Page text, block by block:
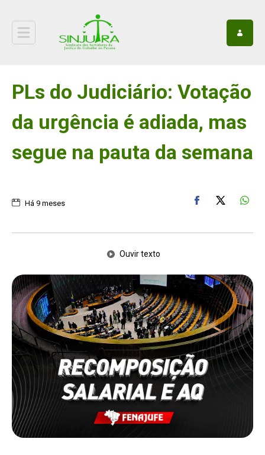
PLs do Judiciário: Votação
da urgência é adiada, mas
segue na pauta da semana
Há 9 meses
Ouvir texto